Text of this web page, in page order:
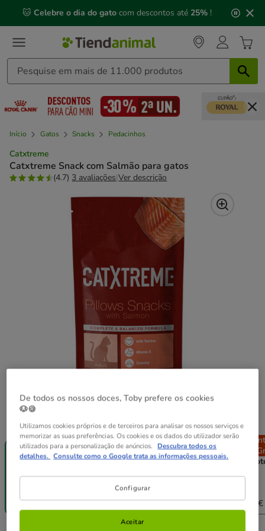
mensagem,
🐱 Celebre o dia do gato com descontos até 25% !
Início Gatos Snacks Pedacinhos
Catxtreme
Catxtreme Snack com Salmão para gatos
(4.7) 3 avaliações|Ver descrição
Peso:60 g
60 g
Entrega
Grátis
(28.17€ / kg)
2 pacotes x 60
Entrega
Grátis
(27.33€ / kg)
4 pacotes x 60
Entrega
Grátis
(26.75€ / kg)
6
De todos os nossos doces, Toby prefere os cookies
🐶🍪
Utilizamos cookies próprios e de terceiros para analisar os nossos serviços e
memorizar as suas preferências. Os cookies e os dados do utilizador serão
utilizados para a personalização de anúncios. Descubra todos os
detalhes. Consulte como o Google trata as informações pessoais.
Configurar
Aceitar